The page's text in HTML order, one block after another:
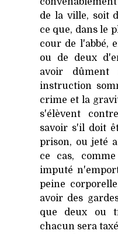
de la ville, soit
ce que, dans le
cour de l'abbé,
ou de deux
avoir dûment
instruction
crime et la
s'élèvent
savoir s'il doit
prison, ou jeté
ce cas,
imputé
peine
avoir des
que deux ou
chacun sera